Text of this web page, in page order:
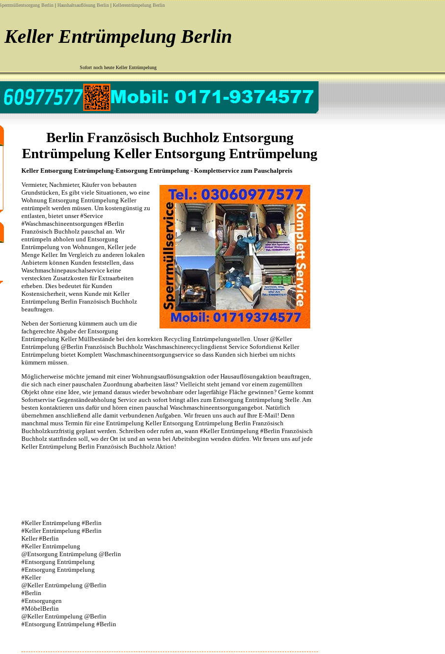
Berlin | Haushaltsauflösung Berlin | Kellerentrümpelung Berlin
Keller Entrümpelung Berlin
Sofort noch heute Keller Entrümpelung
Berlin Französisch Buchholz Entsorgung
Entrümpelung Keller Entsorgung Entrümpelung
Keller Entsorgung Entrümpelung-Entsorgung Entrümpelung - Komplettservice zum Pauschalpreis
Vermieter, Nachmieter, Käufer von bebauten
Grundstücken, Es gibt viele Situationen, wo eine
Wohnung Entsorgung Entrümpelung Keller
entrümpelt werden müssen. Um kostengünstig zu
entlasten, bietet unser #Service
#Waschmaschineentsorgungen #Berlin
Französisch Buchholz pauschal an. Wir
entrümpeln abholen und Entsorgung
Entrümpelung von Wohnungen, Keller jede
Menge Keller. Im Vergleich zu anderen lokalen
Anbietern können Kunden feststellen, dass
Waschmaschinepauschalservice keine
versteckten Zusatzkosten für Extraarbeiten
erheben. Dies bedeutet für Kunden
Kostensicherheit, wenn Kunde mit Keller
Entrümpelung Berlin Französisch Buchholz
beauftragen.
Neben der Sortierung kümmern auch um die
fachgerechte Abgabe der Entsorgung
Entrümpelung Keller Müllbestände bei den korrekten Recycling Entrümpelungsstellen. Unser @Keller
Entrümpelung @Berlin Französisch Buchholz Waschmaschinerecyclingdienst Service Sofortdienst Keller
Entrümpelung bietet Komplett Waschmaschineentsorgungservice so dass Kunden sich hierbei um nichts
kümmern müssen.
Möglicherweise möchte jemand mit einer Wohnungsauflösungsaktion oder Hausauflösungaktion beauftragen,
die sich nach einer pauschalen Zuordnung abarbeiten lässt? Vielleicht steht jemand vor einem zugemüllten
Objekt ohne eine Idee, wie jemand daraus wieder bewohnbare oder lagerfähige Fläche gewinnen? Gerne kommt
Sofortservise Gegenständeabholung Service auch sofort bringt alles zum Entsorgung Entrümpelung Stelle. Am
besten kontaktieren uns dafür und hören einen pauschal Waschmaschineentsorgungangebot. Natürlich
übernehmen anschließend alle damit verbundenen Aufgaben. Wir freuen uns auch auf Ihre E-Mail! Denn
manchmal muss Termin für eine Entrümpelung Keller Entsorgung Entrümpelung Berlin Französisch
Buchholzkurzfristig geplant werden. Schreiben oder rufen an, wann #Keller Entrümpelung #Berlin Französisch
Buchholz stattfinden soll, wo der Ort ist und an wenn bei Arbeitsbeginn wenden dürfen. Wir freuen uns auf jede
Keller Entrümpelung Berlin Französisch Buchholz Aktion!
#Keller Entrümpelung #Berlin
#Keller Entrümpelung #Berlin
Keller #Berlin
#Keller Entrümpelung
@Entsorgung Entrümpelung @Berlin
#Entsorgung Entrümpelung
#Entsorgung Entrümpelung
#Keller
@Keller Entrümpelung @Berlin
#Berlin
#Entsorgungen
#MöbelBerlin
@Keller Entrümpelung @Berlin
#Entsorgung Entrümpelung #Berlin